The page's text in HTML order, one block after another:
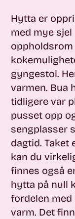
Hytta er
med mye
gyngestol.
varmen. Bua
tidligere var
pusset opp
sengplasser
dagtid. Taket
kan du
finnes også
hytta på null
fordelen
varm. Det